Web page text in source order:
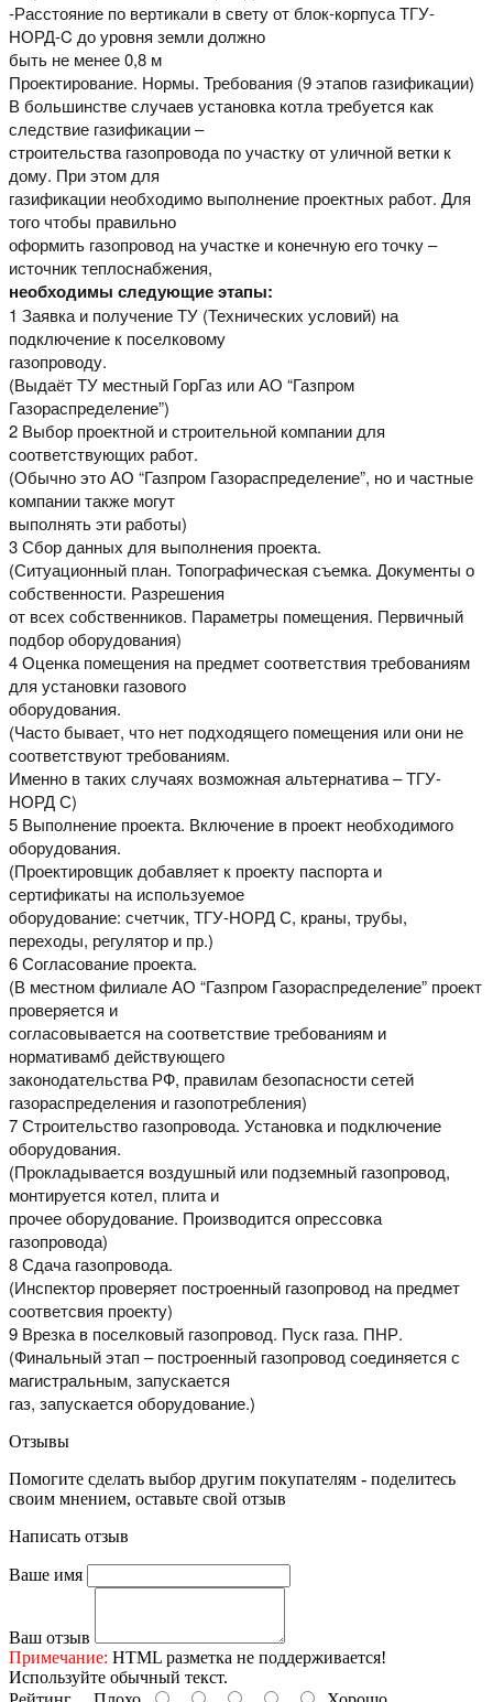
-Расстояние по вертикали в свету от блок-корпуса ТГУ-
НОРД-C до уровня земли должно
быть не менее 0,8 м
Проектирование. Нормы. Требования (9 этапов газификации)
В большинстве случаев установка котла требуется как
следствие газификации –
строительства газопровода по участку от уличной ветки к
дому. При этом для
газификации необходимо выполнение проектных работ. Для
того чтобы правильно
оформить газопровод на участке и конечную его точку –
источник теплоснабжения,
необходимы следующие этапы:
1 Заявка и получение ТУ (Технических условий) на
подключение к поселковому
газопроводу.
(Выдаёт ТУ местный ГорГаз или АО “Газпром
Газораспределение”)
2 Выбор проектной и строительной компании для
соответствующих работ.
(Обычно это АО “Газпром Газораспределение”, но и частные
компании также могут
выполнять эти работы)
3 Сбор данных для выполнения проекта.
(Ситуационный план. Топографическая съемка. Документы о
собственности. Разрешения
от всех собственников. Параметры помещения. Первичный
подбор оборудования)
4 Оценка помещения на предмет соответствия требованиям
для установки газового
оборудования.
(Часто бывает, что нет подходящего помещения или они не
соответствуют требованиям.
Именно в таких случаях возможная альтернатива – ТГУ-
НОРД С)
5 Выполнение проекта. Включение в проект необходимого
оборудования.
(Проектировщик добавляет к проекту паспорта и
сертификаты на используемое
оборудование: счетчик, ТГУ-НОРД С, краны, трубы,
переходы, регулятор и пр.)
6 Согласование проекта.
(В местном филиале АО “Газпром Газораспределение” проект
проверяется и
согласовывается на соответствие требованиям и
нормативамб действующего
законодательства РФ, правилам безопасности сетей
газораспределения и газопотребления)
7 Строительство газопровода. Установка и подключение
оборудования.
(Прокладывается воздушный или подземный газопровод,
монтируется котел, плита и
прочее оборудование. Производится опрессовка
газопровода)
8 Сдача газопровода.
(Инспектор проверяет построенный газопровод на предмет
соответсвия проекту)
9 Врезка в поселковый газопровод. Пуск газа. ПНР.
(Финальный этап – построенный газопровод соединяется с
магистральным, запускается
газ, запускается оборудование.)
Отзывы
Помогите сделать выбор другим покупателям - поделитесь
своим мнением, оставьте свой отзыв
Написать отзыв
Ваше имя
Ваш отзыв
Примечание: HTML разметка не поддерживается!
Используйте обычный текст.